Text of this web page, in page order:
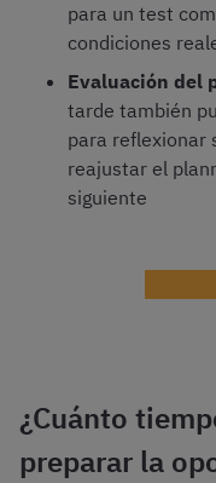
para un test
condiciones
Evaluación del
tarde también
para reflexionar
reajustar el
siguiente
¿Cuánto
preparar la